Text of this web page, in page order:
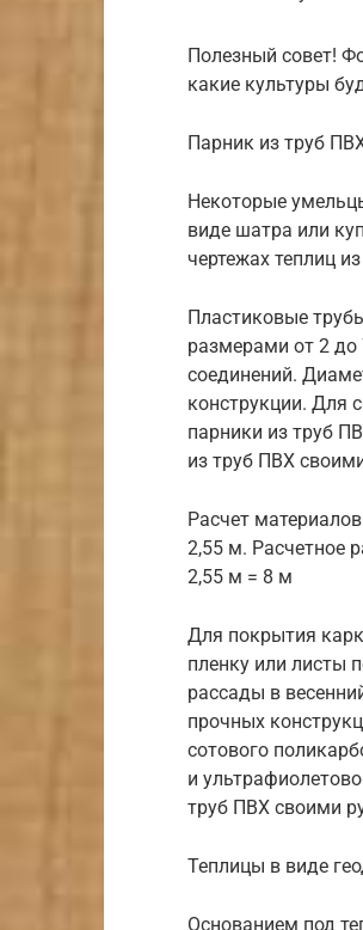
Полезный совет!
какие культуры
Парник из труб
Некоторые
виде шатра или
чертежах теплиц
Пластиковые
размерами от 2
соединений.
конструкции. Для
парники из труб
из труб ПВХ
Расчет
2,55 м. Расчетное
2,55 м = 8 м
Для покрытия
пленку или листы
рассады в
прочных
сотового
и
труб ПВХ своими
Теплицы в виде
Основанием под